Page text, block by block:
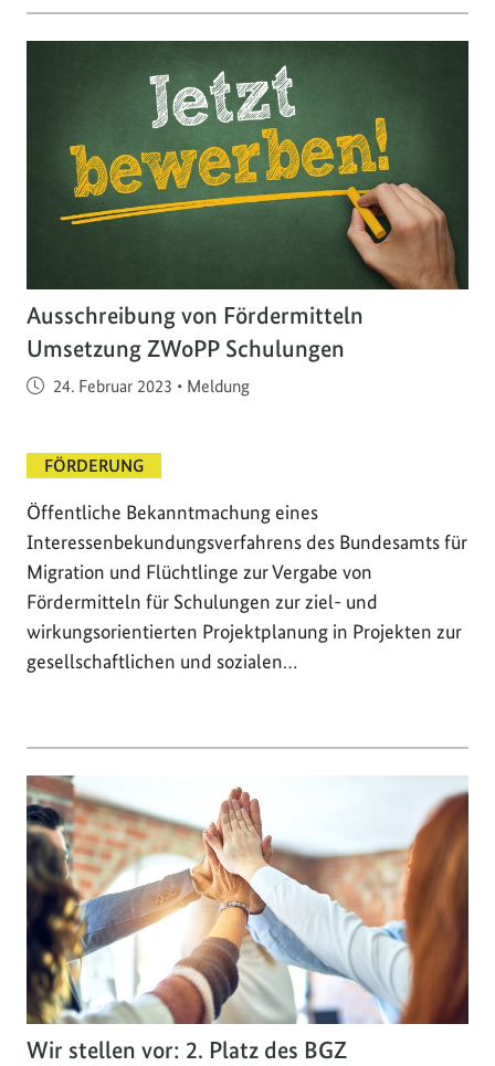
Ausschreibung von Fördermitteln
Umsetzung ZWoPP Schulungen
Veröffentlicht am
24. Februar 2023 • Meldung
FÖRDERUNG
Öffentliche Bekanntmachung eines
Interessenbekundungsverfahrens des Bundesamts für
Migration und Flüchtlinge zur Vergabe von
Fördermitteln für Schulungen zur ziel- und
wirkungsorientierten Projektplanung in Projekten zur
gesellschaftlichen und sozialen…
Wir stellen vor: 2. Platz des BGZ